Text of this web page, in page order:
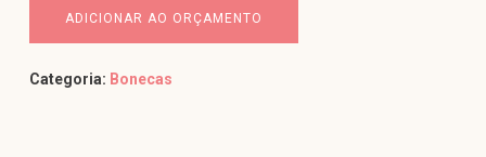
ADICIONAR AO ORÇAMENTO
Categoria: Bonecas